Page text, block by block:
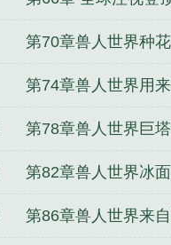
第70章兽人世界种
能
第74章兽人世界用
的伟大巫术
第78章兽人世界巨
第82章兽人世界冰
突袭
第86章兽人世界来